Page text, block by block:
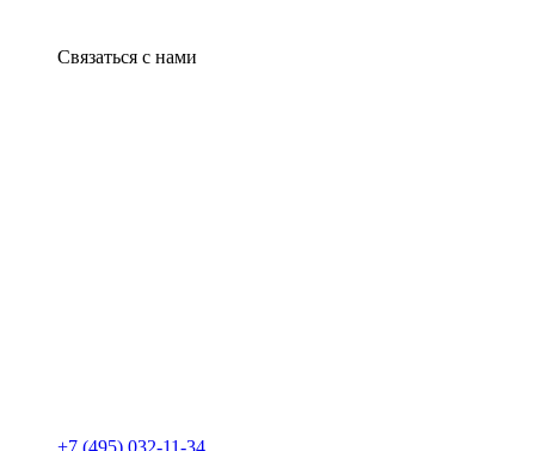
Связаться с нами
+7 (495) 032-11-34